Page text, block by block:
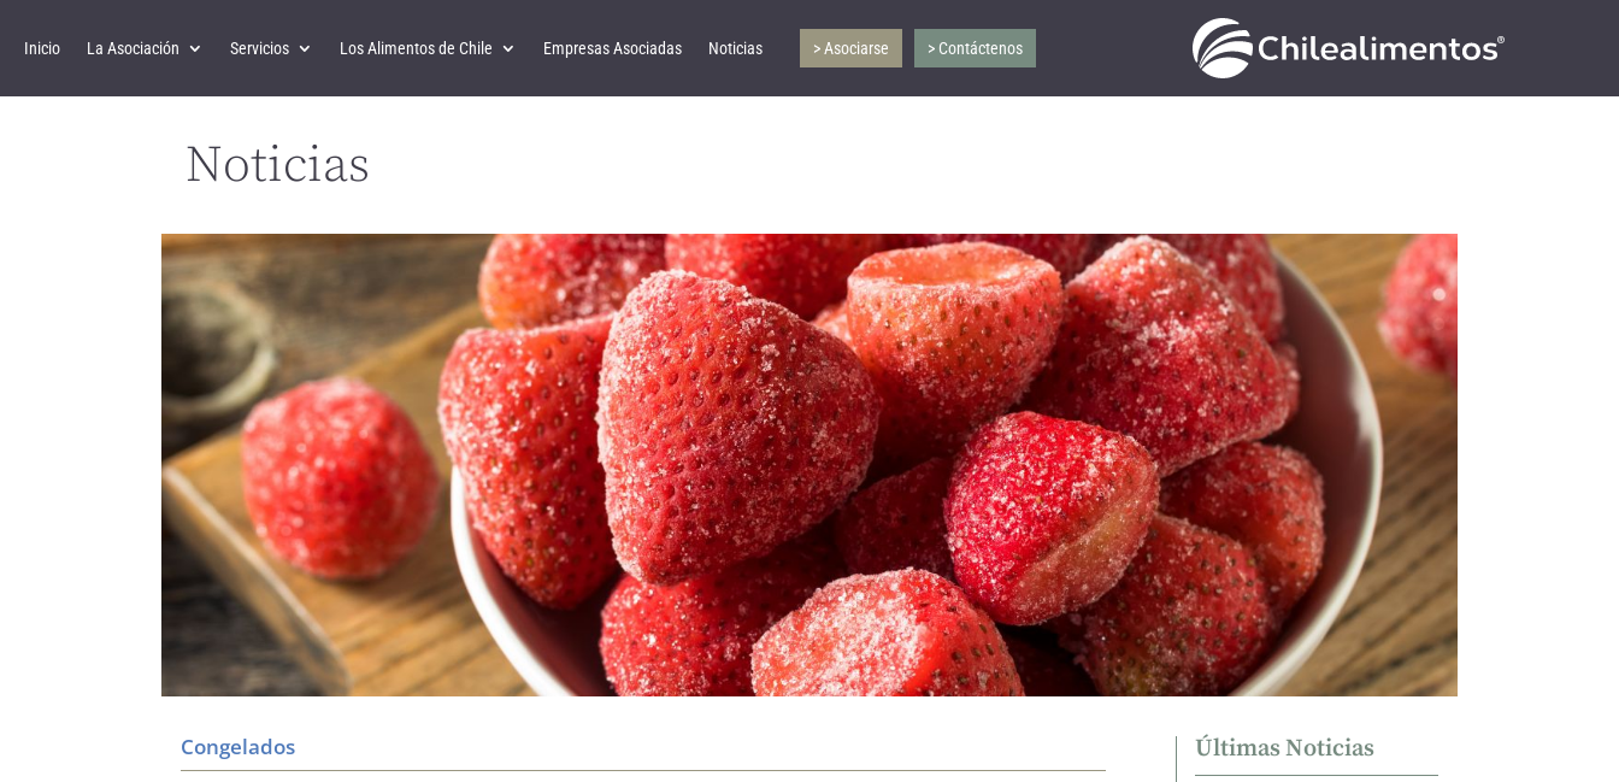
Inicio La Asociación Servicios Los Alimentos de Chile Empresas Asociadas Noticias > Asociarse > Contáctenos
Noticias
Congelados Últimas Noticias